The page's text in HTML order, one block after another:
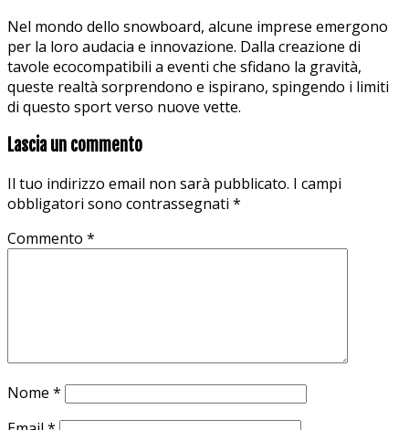
Nel mondo dello snowboard, alcune imprese emergono
per la loro audacia e innovazione. Dalla creazione di
tavole ecocompatibili a eventi che sfidano la gravità,
queste realtà sorprendono e ispirano, spingendo i limiti
di questo sport verso nuove vette.
Lascia un commento
Il tuo indirizzo email non sarà pubblicato. I campi
obbligatori sono contrassegnati *
Commento *
Nome *